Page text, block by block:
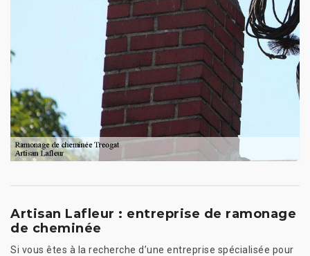
Artisan Lafleur : entreprise de ramonage
de cheminée
Si vous êtes à la recherche d’une entreprise spécialisée pour